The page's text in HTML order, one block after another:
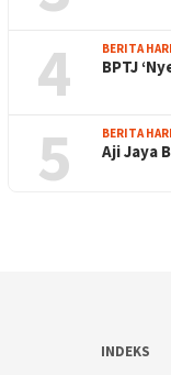
4 BERITA
BPTJ
5 BERITA
Aji Jaya
INDEKS